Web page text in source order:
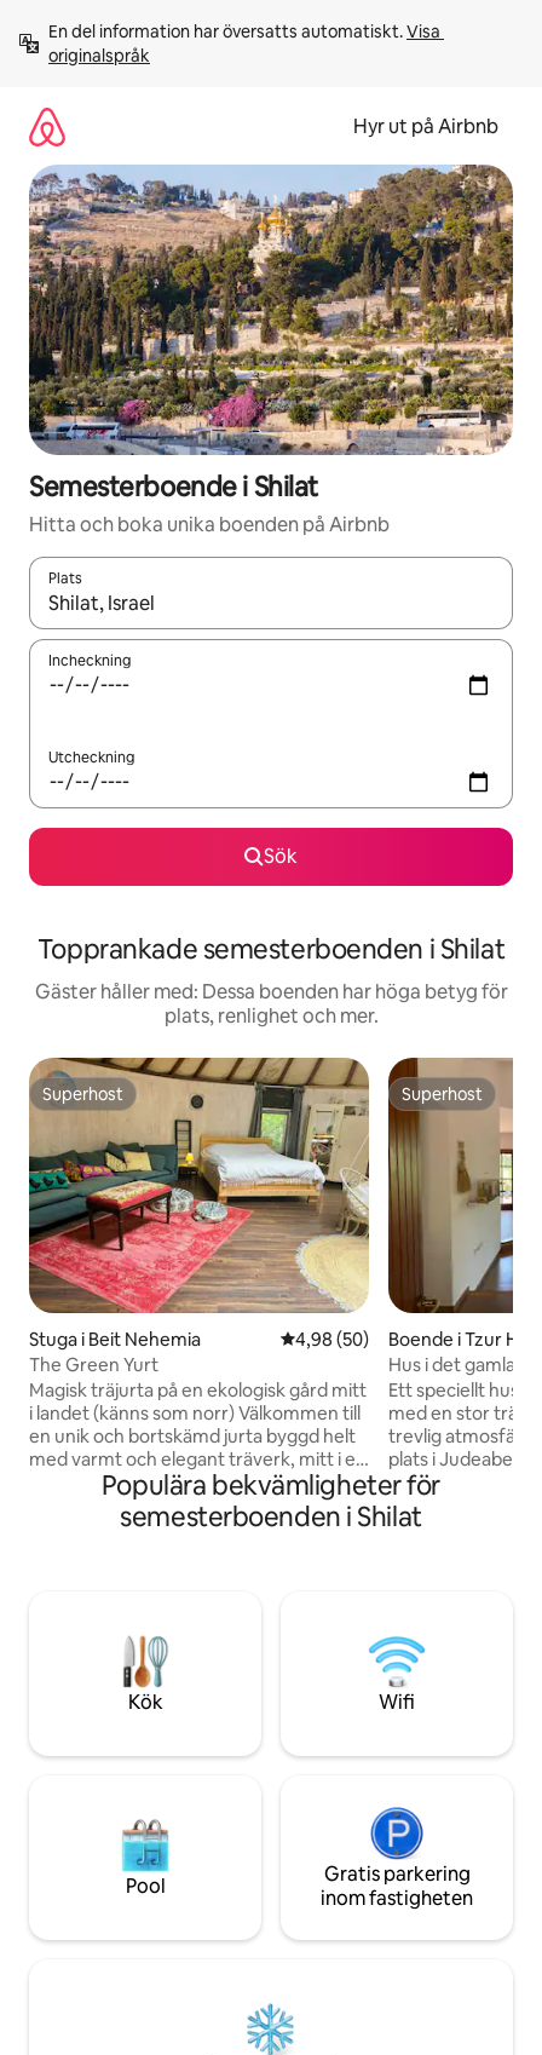
innehåll
En del information har översatts automatiskt. Visa
originalspråk
Hyr ut på Airbnb
Semesterboende i Shilat
Hitta och boka unika boenden på Airbnb
Plats
När resultaten är tillgängliga kan du navigera med upp- och
Incheckning
Utcheckning
Sök
Topprankade semesterboenden i Shilat
Gäster håller med: Dessa boenden har höga betyg för
plats, renlighet och mer.
Superhost
Superhost
Stuga i Beit Nehemia 4,98 av 5 i genomsnittligt
4,98 (50)
The Green Yurt
Magisk träjurta på en ekologisk gård mitt
i landet (känns som norr) Välkommen till
en unik och bortskämd jurta byggd helt
med varmt och elegant träverk, mitt i en
lugn och pastoral ekologisk gård – bara
15 minuters bilresa från Ben-Gurion
flygplats. Platsen är perfekt för
njuta av grönsaksträdgårdar, fruktträd
och lugna sittplatser bland träden,
inklusive en eldstad. Jurten är rymlig ,
med bekväma sängar, luftkonditionering
lämnar dig med ett leende. Värdskapet
Superhost
Superhost
Boende i Tzur
Hus i det gamla
Ett speciellt hus i
med en stor
trevlig atmosfär.
plats i
och unga träd. Huset är bekvämt och
bortskämt i den
utrustat kök för
och olika mysiga
— ligger ungefär
promenadavstånd
viktig
Du hittar
försiktighet och
🙏:)
Populära bekvämligheter för
semesterboenden i Shilat
Kök Wifi
Pool
Gratis parkering
inom fastigheten